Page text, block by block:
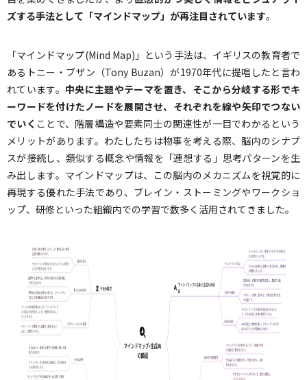
ズする手法として「マインドマップ」が再注目されています。
「マインドマップ(Mind Map)」という手法は、イギリスの教育者で
あるトニー・ブザン（Tony Buzan）が1970年代に提唱したと言わ
れています。 中央に主題やテーマを置き、そこから分岐する形でキ
ーワードを付けたノードを展開させ、それぞれを線や矢印でつない
でいく ことで、階層構造や要素同士の関連性が一目でわかるという
メリットがあります。わたしたちは物事を考える際、脳内のシナプ
スが接続し、類似する概念や情報を「連想する」思考パターンを生
み出します。マインドマップは、この脳内のメカニズムを視覚的に
再現する優れた手法であり、ブレイン・ストーミングやワークショ
ップ、研修といった組織内での学習で数多く活用されてきました。